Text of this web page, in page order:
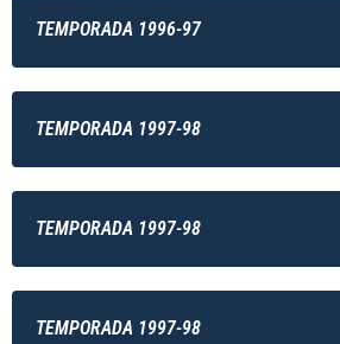
TEMPORADA 1996-97
TEMPORADA 1997-98
TEMPORADA 1997-98
TEMPORADA 1997-98